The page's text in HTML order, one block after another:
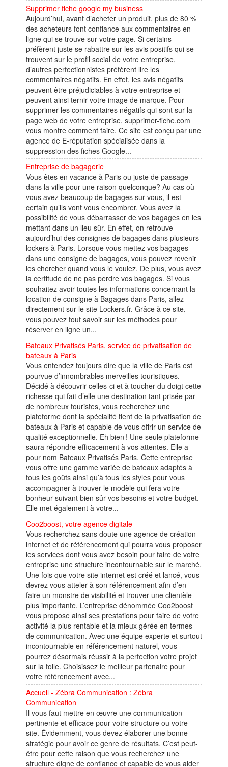
Supprimer fiche google my business
Aujourd’hui, avant d’acheter un produit, plus de 80 %
des acheteurs font confiance aux commentaires en
ligne qui se trouve sur votre page. Si certains
préfèrent juste se rabattre sur les avis positifs qui se
trouvent sur le profil social de votre entreprise,
d’autres perfectionnistes préfèrent lire les
commentaires négatifs. En effet, les avis négatifs
peuvent être préjudiciables à votre entreprise et
peuvent ainsi ternir votre image de marque. Pour
supprimer les commentaires négatifs qui sont sur la
page web de votre entreprise, supprimer-fiche.com
vous montre comment faire. Ce site est conçu par une
agence de E-réputation spécialisée dans la
suppression des fiches Google...
Entreprise de bagagerie
Vous êtes en vacance à Paris ou juste de passage
dans la ville pour une raison quelconque? Au cas où
vous avez beaucoup de bagages sur vous, il est
certain qu’ils vont vous encombrer. Vous avez la
possibilité de vous débarrasser de vos bagages en les
mettant dans un lieu sûr. En effet, on retrouve
aujourd’hui des consignes de bagages dans plusieurs
lockers à Paris. Lorsque vous mettez vos bagages
dans une consigne de bagages, vous pouvez revenir
les chercher quand vous le voulez. De plus, vous avez
la certitude de ne pas perdre vos bagages. Si vous
souhaitez avoir toutes les informations concernant la
location de consigne à Bagages dans Paris, allez
directement sur le site Lockers.fr. Grâce à ce site,
vous pouvez tout savoir sur les méthodes pour
réserver en ligne un...
Bateaux Privatisés Paris, service de privatisation de
bateaux à Paris
Vous entendez toujours dire que la ville de Paris est
pourvue d’innombrables merveilles touristiques.
Décidé à découvrir celles-ci et à toucher du doigt cette
richesse qui fait d’elle une destination tant prisée par
de nombreux touristes, vous recherchez une
plateforme dont la spécialité tient de la privatisation de
bateaux à Paris et capable de vous offrir un service de
qualité exceptionnelle. Eh bien ! Une seule plateforme
saura répondre efficacement à vos attentes. Elle a
pour nom Bateaux Privatisés Paris. Cette entreprise
vous offre une gamme variée de bateaux adaptés à
tous les goûts ainsi qu’à tous les styles pour vous
accompagner à trouver le modèle qui fera votre
bonheur suivant bien sûr vos besoins et votre budget.
Elle met également à votre...
Coo2boost, votre agence digitale
Vous recherchez sans doute une agence de création
internet et de référencement qui pourra vous proposer
les services dont vous avez besoin pour faire de votre
entreprise une structure incontournable sur le marché.
Une fois que votre site internet est créé et lancé, vous
devrez vous atteler à son référencement afin d’en
faire un monstre de visibilité et trouver une clientèle
plus importante. L’entreprise dénommée Coo2boost
vous propose ainsi ses prestations pour faire de votre
activité la plus rentable et la mieux gérée en termes
de communication. Avec une équipe experte et surtout
incontournable en référencement naturel, vous
pourrez désormais réussir à la perfection votre projet
sur la toile. Choisissez le meilleur partenaire pour
votre référencement avec...
Accueil - Zébra Communication : Zébra
Communication
Il vous faut mettre en œuvre une communication
pertinente et efficace pour votre structure ou votre
site. Évidemment, vous devez élaborer une bonne
stratégie pour avoir ce genre de résultats. C’est peut-
être pour cette raison que vous recherchez une
structure digne de confiance et capable de vous aider